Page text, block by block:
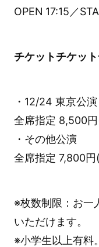
OPEN 17:15／
チケットチケッ
・12/24 東京公演
全席指定 8,500
・その他公演
全席指定 7,800円
※枚数制限：お一
いただけます。
※小学生以上有料